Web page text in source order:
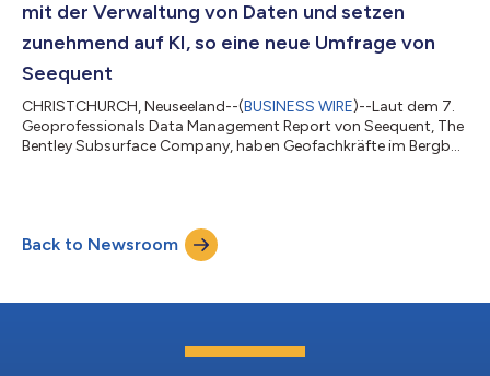
mit der Verwaltung von Daten und setzen
zunehmend auf KI, so eine neue Umfrage von
Seequent
CHRISTCHURCH, Neuseeland--(BUSINESS WIRE)--Laut dem 7.
Geoprofessionals Data Management Report von Seequent, The
Bentley Subsurface Company, haben Geofachkräfte im Bergbau
ziehen. Der globale Bericht, der auf einer Umfrage unter mehr als
1.000 Geofachkräften weltweit basiert, verdeutlicht, dass
Teams mit komplexen Datensä...
Back to Newsroom